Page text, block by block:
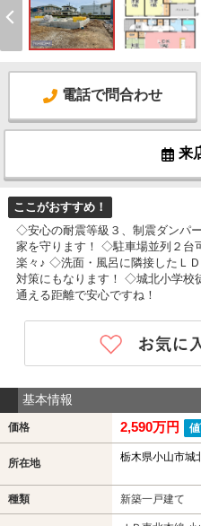
電話で問合わせ
来
ここがおすすめ！
◇安心の耐震等級３、制震ダンパ
家を守ります！ ◇駐車場並列２台
楽々♪ ◇洗面・風呂に隣接したＬ
対策にもなります！ ◇城北小学校
通える距離で安心ですね！
基本情報
価格 2,590万円
所在地 栃木県小山市城
種類 新築一戸建て